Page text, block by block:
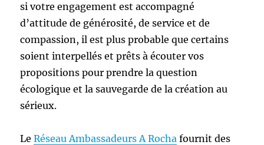
si votre engagement est accompagné
d’attitude de générosité, de service et de
compassion, il est plus probable que certains
soient interpellés et prêts à écouter vos
propositions pour prendre la question
écologique et la sauvegarde de la création au
sérieux.
LeRéseau Ambassadeurs A Rocha fournit des